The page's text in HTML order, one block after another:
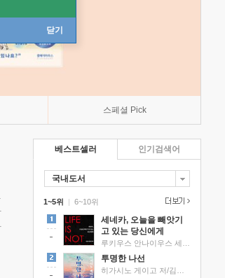
닫기
스페셜 Pick
베스트셀러
국내도서
1~5위 |
세네카, 오늘을 빼앗기
고 있는 당신에게
투명한 나선
6~10위
인기검색어